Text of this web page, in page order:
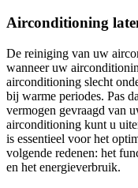
Airconditioning
De reiniging van uw
wanneer uw
airconditioning slecht
bij warme periodes. Pas
vermogen gevraagd van
airconditioning kunt u
is essentieel voor het
volgende redenen: het
en het energieverbruik.